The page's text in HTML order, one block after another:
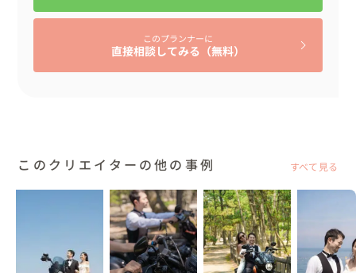
ました。
🌷アイテムについて
ではのご当地スイーツをご用意🧁
節目の結婚式では、今まで関わってきた人を巻き込んでい
きたいという想いや、国立博物館で挙式をするという夢が
叶って心から嬉しく思います当日みた景色、ゲスト様の表
このプランナーに
直接相談してみる（無料）
このクリエイターの他の事例 すべて見る